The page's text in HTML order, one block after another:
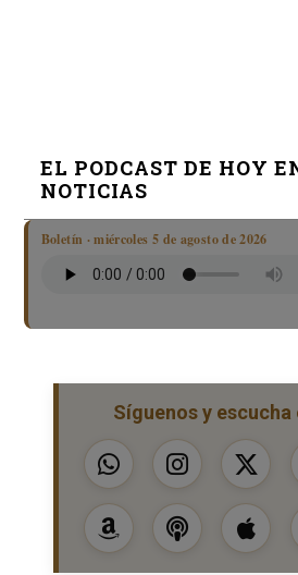
EL PODCAST DE HOY
NOTICIAS
Boletín · miércoles 5 de agosto de 2026
Síguenos y